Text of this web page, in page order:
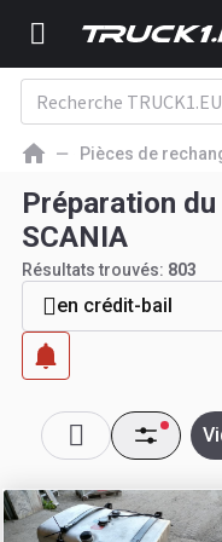
Pièces de
Préparation
SCANIA
Résultats trouvés: 803
en crédit-bail